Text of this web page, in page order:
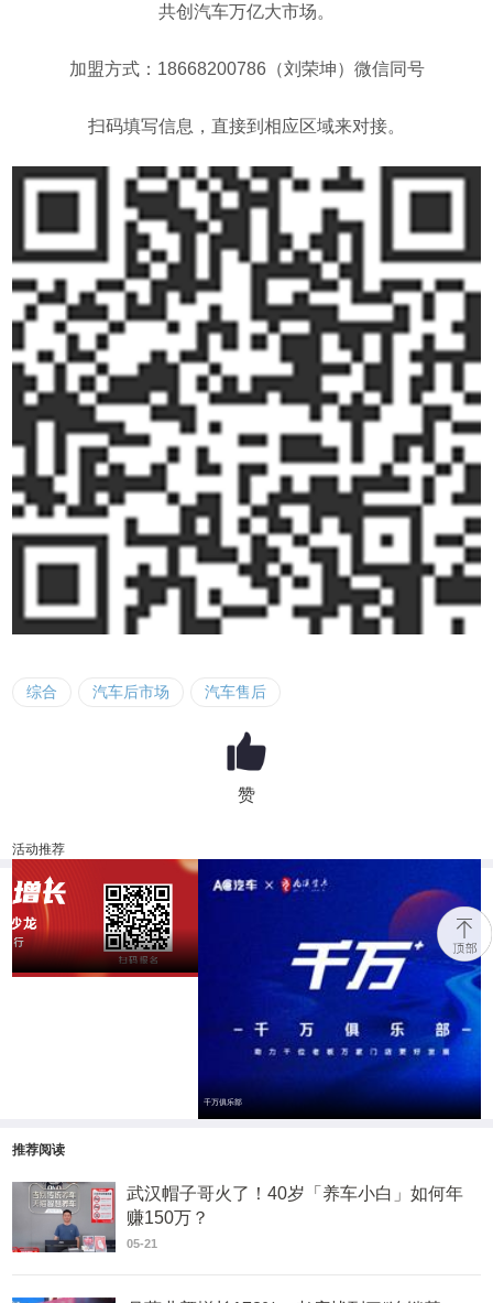
共创汽车万亿大市场。
加盟方式： 18668200786（刘荣坤）微信同号
扫码填写信息，直接到相应区域来对接。
综合 汽车后市场 汽车售后
赞
活动推荐
2023重启增长·发现一家好店——杭州
推荐阅读
武汉帽子哥火了！40岁「养车小白」如何年
赚150万？
05-21